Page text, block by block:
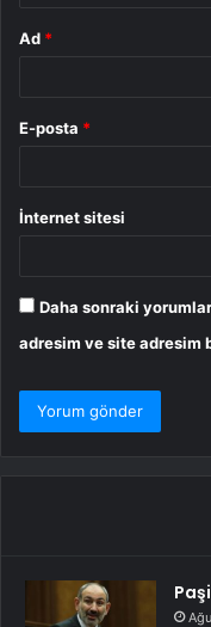
Ad *
E-posta *
İnternet sitesi
Daha sonraki
adresim ve site adresim